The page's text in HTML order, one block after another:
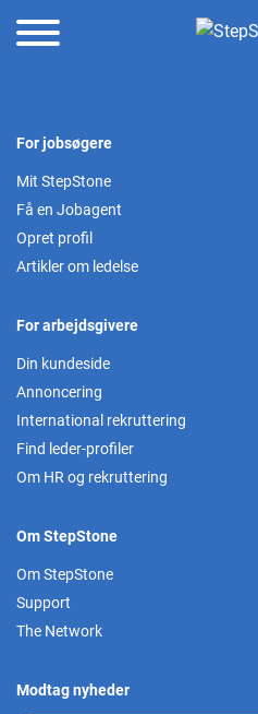
For jobsøgere
Mit StepStone
Få en Jobagent
Opret profil
Artikler om ledelse
For arbejdsgivere
Din kundeside
Annoncering
International rekruttering
Find leder-profiler
Om HR og rekruttering
Om StepStone
Om StepStone
Support
The Network
Modtag nyheder